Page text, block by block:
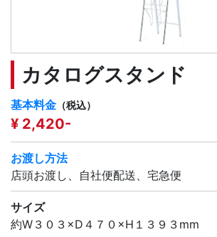
カタログスタンド
基本料金 （税込）
¥ 2,420-
お渡し方法
店頭お渡し、自社便配送、宅急便
サイズ
約W３０３×D４７０×H１３９３mm